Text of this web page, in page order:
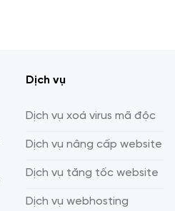
Dịch vụ
Dịch vụ xoá virus mã độc
Dịch vụ nâng cấp website
Dịch vụ tăng tốc website
Dịch vụ webhosting